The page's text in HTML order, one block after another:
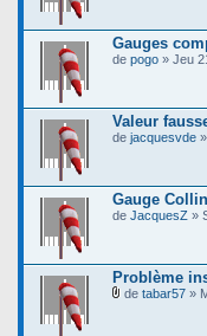
Gauges
de pogo » Jeu
Valeur
de jacquesvde
Gauge
de JacquesZ »
Problème
de tabar57 »